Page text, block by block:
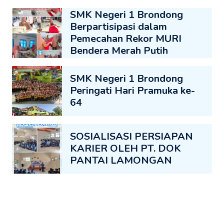
SMK Negeri 1 Brondong
Berpartisipasi dalam
Pemecahan Rekor MURI
Bendera Merah Putih
SMK Negeri 1 Brondong
Peringati Hari Pramuka ke-
64
SOSIALISASI PERSIAPAN
KARIER OLEH PT. DOK
PANTAI LAMONGAN